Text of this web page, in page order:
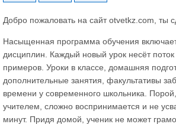
Добро пожаловать на сайт otvetkz.com, ты
Насыщенная программа обучения
дисциплин. Каждый новый урок несёт
примеров. Уроки в классе, домашняя
дополнительные занятия, факультативы
времени у современного школьника.
учителем, сложно воспринимается и не
минут. Придя домой, ученик не может